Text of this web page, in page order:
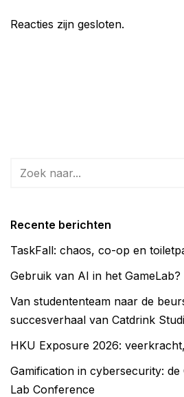
Reacties zijn gesloten.
Recente berichten
TaskFall: chaos, co-op en
Gebruik van AI in het GameLab?
Van studententeam naar de
succesverhaal van Catdrink
HKU Exposure 2026:
Gamification in cybersecurity:
Lab Conference